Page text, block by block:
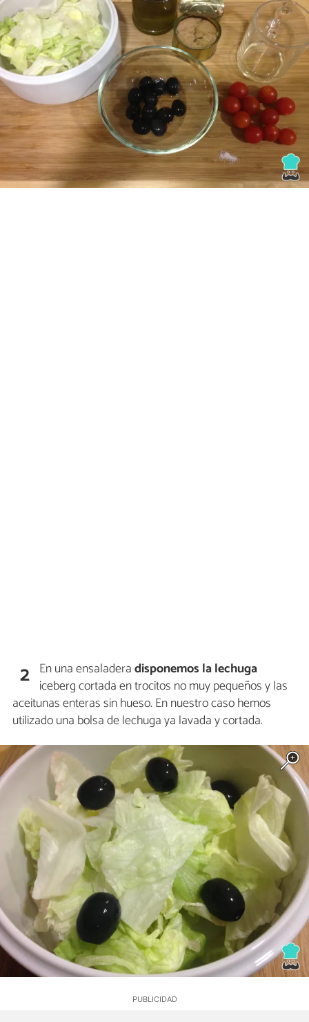
2 En una ensaladeradisponemos la lechuga
iceberg cortada en trocitos no muy pequeños y las
aceitunas enteras sin hueso. En nuestro caso hemos
utilizado una bolsa de lechuga ya lavada y cortada.